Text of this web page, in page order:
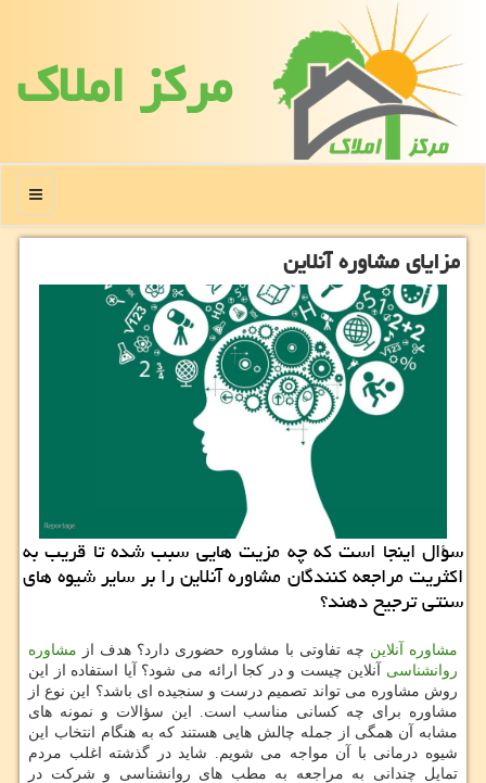
مركز املاك
منو
مزایای مشاوره آنلاین
سؤال اینجا است كه چه مزیت هایی سبب شده تا قریب به
اكثریت مراجعه كنندگان مشاوره آنلاین را بر سایر شیوه های
سنتی ترجیح دهند؟
مشاوره آنلاین چه تفاوتی با مشاوره حضوری دارد؟ هدف از مشاوره
روانشناسی آنلاین چیست و در کجا ارائه می شود؟ آیا استفاده از این
روش مشاوره می تواند تصمیم درست و سنجیده ای باشد؟ این نوع از
مشاوره برای چه کسانی مناسب است. این سؤالات و نمونه های
مشابه آن همگی از جمله چالش هایی هستند که به هنگام انتخاب این
شیوه درمانی با آن مواجه می شویم. شاید در گذشته اغلب مردم
تمایل چندانی به مراجعه به مطب های روانشناسی و شرکت در